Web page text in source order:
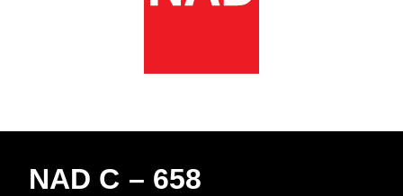
NAD C – 658